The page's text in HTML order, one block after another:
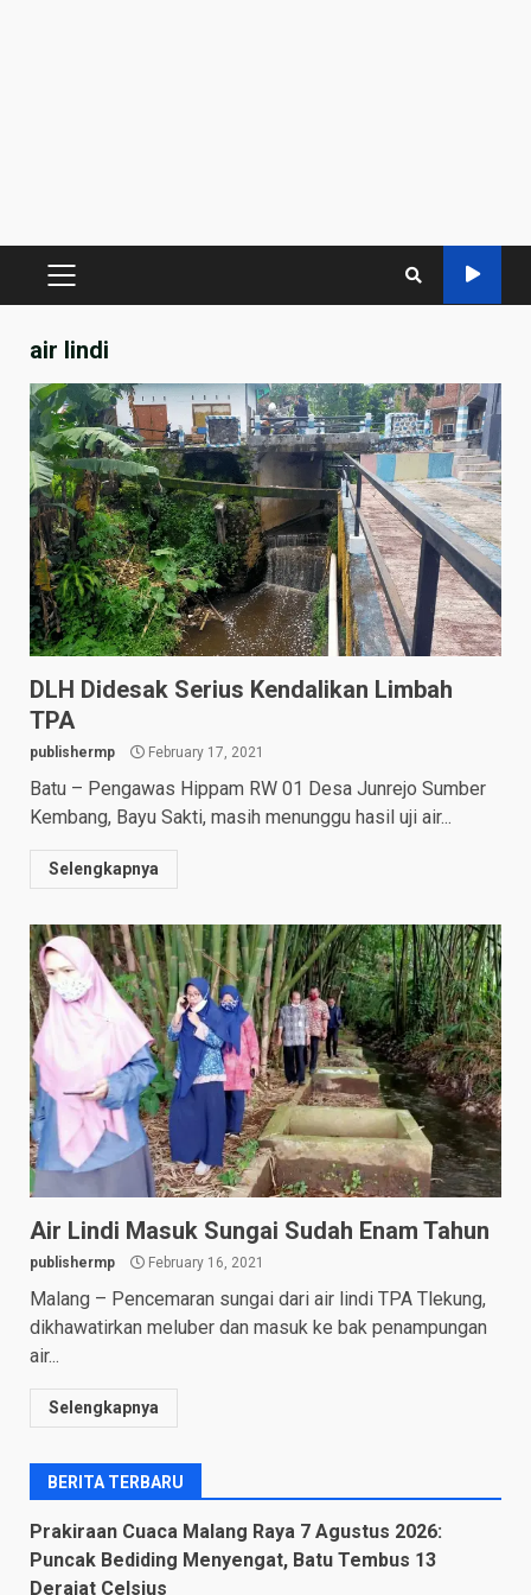
PRIMARY
air lindi
DLH Didesak Serius Kendalikan Limbah
TPA
publishermp February 17, 2021
Batu – Pengawas Hippam RW 01 Desa Junrejo Sumber
Kembang, Bayu Sakti, masih menunggu hasil uji air...
Selengkapnya
Air Lindi Masuk Sungai Sudah Enam Tahun
publishermp February 16, 2021
Malang – Pencemaran sungai dari air lindi TPA Tlekung,
dikhawatirkan meluber dan masuk ke bak penampungan
air...
Selengkapnya
BERITA TERBARU
Prakiraan Cuaca Malang Raya 7 Agustus 2026:
Puncak Bediding Menyengat, Batu Tembus 13
Derajat Celsius